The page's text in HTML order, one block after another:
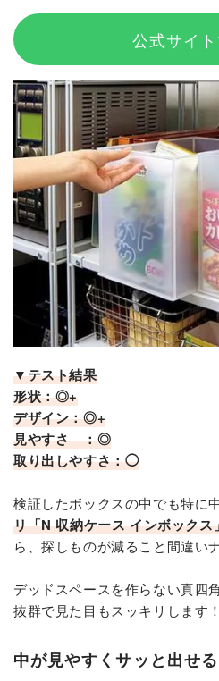
公式サイ
▼テスト結果
形状：◎+
デザイン：◎+
見やすさ ：◎
取り出しやすさ：◯
検証したボックスの中でも特に
リ「N 収納ケース インボックス
ら、探しものが減ること間違い
デッドスペースを作らない真四
抜群で見た目もスッキリします！
中が見やすくサッと出せる